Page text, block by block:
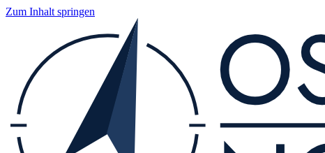
Zum Inhalt springen